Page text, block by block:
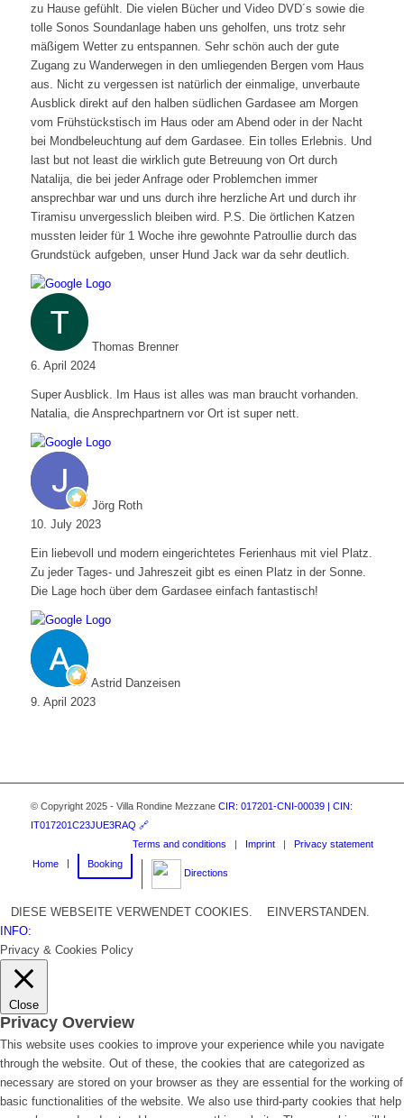
zu Hause gefühlt. Die vielen Bücher und Video DVD´s sowie die
tolle Sonos Soundanlage haben uns geholfen, uns trotz sehr
mäßigem Wetter zu entspannen. Sehr schön auch der gute
Zugang zu Wanderwegen in den umliegenden Bergen vom Haus
aus. Nicht zu vergessen ist natürlich der einmalige, unverbaute
Ausblick direkt auf den halben südlichen Gardasee am Morgen
vom Frühstückstisch im Haus oder am Abend oder in der Nacht
bei Mondbeleuchtung auf dem Gardasee. Ein tolles Erlebnis. Und
last but not least die wirklich gute Betreuung von Ort durch
Natalija, die bei jeder Anfrage oder Problemchen immer
ansprechbar war und uns durch ihre herzliche Art und durch ihr
Tiramisu unvergesslich bleiben wird. P.S. Die örtlichen Katzen
mussten leider für 1 Woche ihre gewohnte Patroullie durch das
Grundstück aufgeben, unser Hund Jack war da sehr deutlich.
Thomas Brenner
6. April 2024
Super Ausblick. Im Haus ist alles was man braucht vorhanden.
Natalia, die Ansprechpartnern vor Ort ist super nett.
Jörg Roth
10. July 2023
Ein liebevoll und modern eingerichtetes Ferienhaus mit viel Platz.
Zu jeder Tages- und Jahreszeit gibt es einen Platz in der Sonne.
Die Lage hoch über dem Gardasee einfach fantastisch!
Astrid Danzeisen
9. April 2023
© Copyright 2025 - Villa Rondine Mezzane CIR: 017201-CNI-00039 | CIN:
IT017201C23JUE3RAQ 🔗
Terms and conditions
| Imprint |Privacy statement
Home
Booking
Directions
DIESE WEBSEITE VERWENDET COOKIES.
EINVERSTANDEN.
INFO:
Privacy & Cookies Policy
Close
Privacy Overview
This website uses cookies to improve your experience while you navigate
through the website. Out of these, the cookies that are categorized as
necessary are stored on your browser as they are essential for the working of
basic functionalities of the website. We also use third-party cookies that help